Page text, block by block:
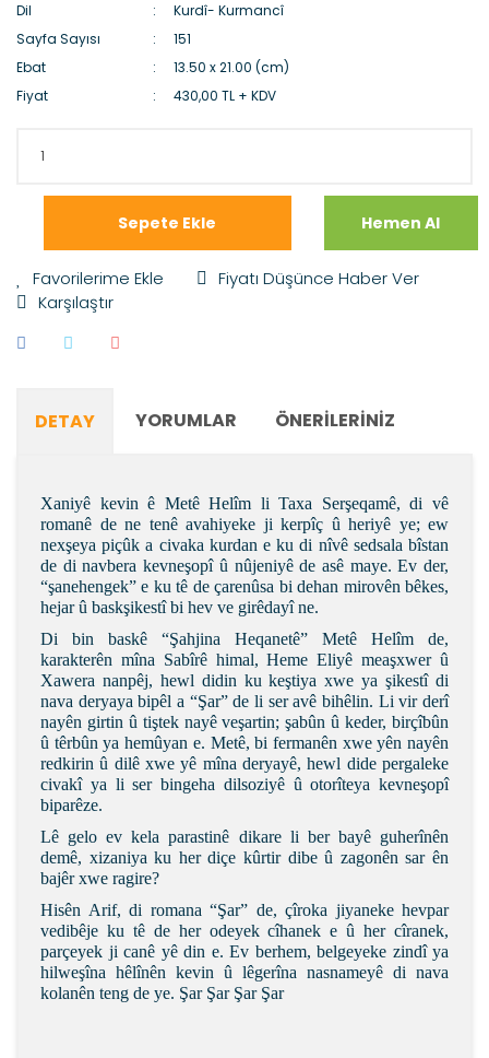
Dil
Kurdî- Kurmancî
Sayfa Sayısı
151
Ebat
13.50 x 21.00 (cm)
Fiyat
430,00 TL + KDV
Sepete Ekle Hemen Al
Fiyatı Düşünce Haber Ver
Karşılaştır
DETAY YORUMLAR ÖNERILERINIZ
Xaniyê kevin ê Metê Helîm li Taxa Serşeqamê, di vê
romanê de ne tenê avahiyeke ji kerpîç û heriyê ye; ew
nexşeya piçûk a civaka kurdan e ku di nîvê sedsala bîstan
de di navbera kevneşopî û nûjeniyê de asê maye. Ev der,
“şanehengek” e ku tê de çarenûsa bi dehan mirovên bêkes,
hejar û baskşikestî bi hev ve girêdayî ne.
Di bin baskê “Şahjina Heqanetê” Metê Helîm de,
karakterên mîna Sabîrê himal, Heme Eliyê meaşxwer û
Xawera nanpêj, hewl didin ku keştiya xwe ya şikestî di
nava deryaya bipêl a “Şar” de li ser avê bihêlin. Li vir derî
nayên girtin û tiştek nayê veşartin; şabûn û keder, birçîbûn
û têrbûn ya hemûyan e. Metê, bi fermanên xwe yên nayên
redkirin û dilê xwe yê mîna deryayê, hewl dide pergaleke
civakî ya li ser bingeha dilsoziyê û otorîteya kevneşopî
biparêze.
Lê gelo ev kela parastinê dikare li ber bayê guherînên
demê, xizaniya ku her diçe kûrtir dibe û zagonên sar ên
bajêr xwe ragire?
Hisên Arif, di romana “Şar” de, çîroka jiyaneke hevpar
vedibêje ku tê de her odeyek cîhanek e û her cîranek,
parçeyek ji canê yê din e. Ev berhem, belgeyeke zindî ya
hilweşîna hêlînên kevin û lêgerîna nasnameyê di nava
kolanên teng de ye. Şar Şar Şar Şar